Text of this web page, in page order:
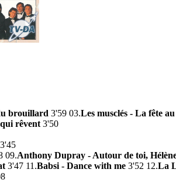
brouillard 3'59 03.Les musclés - La fête
rêvent 3'50
3'45
09.Anthony Dupray - Autour de toi,
3'47 11.Babsi - Dance with me 3'52 12.La